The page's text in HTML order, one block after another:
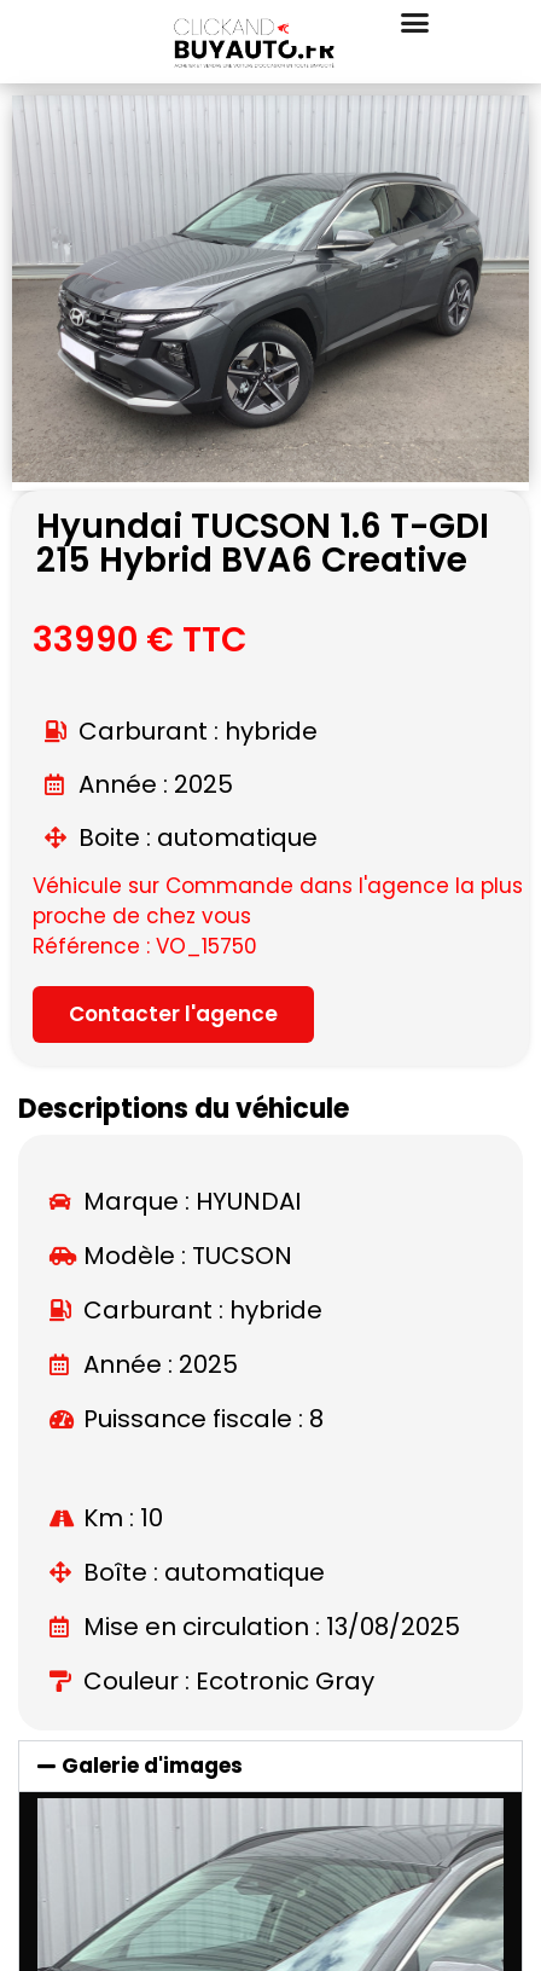
Hyundai TUCSON 1.6 T-GDI
215 Hybrid BVA6 Creative
33990 € TTC
Carburant : hybride
Année : 2025
Boite : automatique
Véhicule sur Commande dans l'agence la plus
proche de chez vous
Référence : VO_15750
Contacter l'agence
Descriptions du véhicule
Marque : HYUNDAI
Modèle : TUCSON
Carburant : hybride
Année : 2025
Puissance fiscale : 8
Km : 10
Boîte : automatique
Mise en circulation : 13/08/2025
Couleur : Ecotronic Gray
Galerie d'images